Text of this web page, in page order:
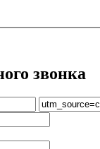
звонка